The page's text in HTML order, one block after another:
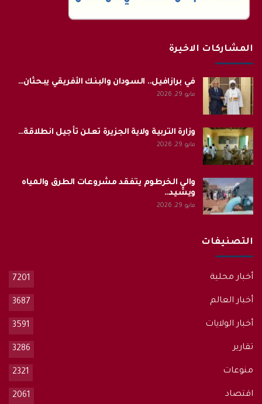
المشاركات الاخيرة
في برازافيل.. السودان والبنك الأفريقي يبحثان…
مايو 29, 2026
وزارة التربية ولاية الجزيرة تعلن تأجيل انطلاقة…
مايو 29, 2026
والي الخرطوم يتفقد مشروعات الطرق والمياه
ويشيد…
مايو 29, 2026
التصنيفات
أخبار محلية 7201
أخبار العالم 3687
أخبار الولايات 3591
تقارير 3286
منوعات 2321
اقتصاد 2061